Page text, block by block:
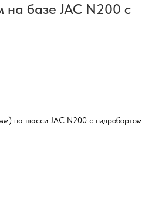
базе JAC N200 с
на шасси JAC N200 с гидробортом